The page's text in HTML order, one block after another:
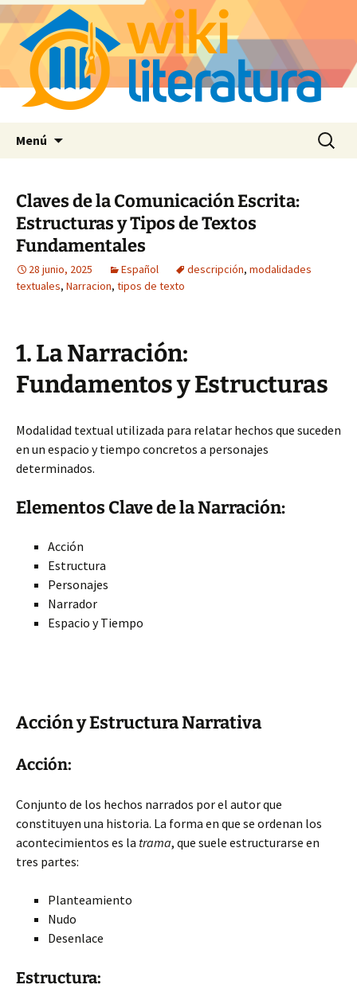
Menú Buscar:
Claves de la Comunicación Escrita:
Estructuras y Tipos de Textos
Fundamentales
28 junio, 2025 Español descripción, modalidades
textuales, Narracion, tipos de texto
1. La Narración:
Fundamentos y Estructuras
Modalidad textual utilizada para relatar hechos que suceden
en un espacio y tiempo concretos a personajes
determinados.
Elementos Clave de la Narración:
Acción
Estructura
Personajes
Narrador
Espacio y Tiempo
Acción y Estructura Narrativa
Acción:
Conjunto de los hechos narrados por el autor que
constituyen una historia. La forma en que se ordenan los
acontecimientos es la trama, que suele estructurarse en
tres partes:
Planteamiento
Nudo
Desenlace
Estructura: